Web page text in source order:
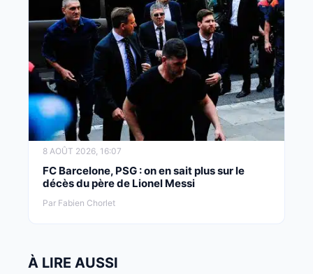
8 AOÛT 2026, 16:07
FC Barcelone, PSG : on en sait plus sur le
décès du père de Lionel Messi
Par Fabien Chorlet
À LIRE AUSSI